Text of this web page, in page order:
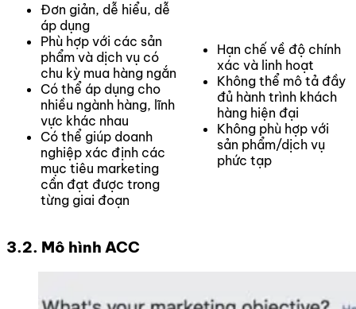
Đơn giản, dễ hiểu, dễ
áp dụng
Phù hợp với các sản
phẩm và dịch vụ có
chu kỳ mua hàng ngắn
Có thể áp dụng cho
nhiều ngành hàng, lĩnh
vực khác nhau
Có thể giúp doanh
nghiệp xác định các
mục tiêu marketing
cần đạt được trong
từng giai đoạn
Hạn chế về độ chính
xác và linh hoạt
Không thể mô tả đầy
đủ hành trình khách
hàng hiện đại
Không phù hợp với
sản phẩm/dịch vụ
phức tạp
3.2. Mô hình ACC